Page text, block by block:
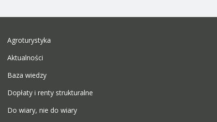
Agroturystyka
Aktualności
Baza wiedzy
Dopłaty i renty strukturalne
Do wiary, nie do wiary